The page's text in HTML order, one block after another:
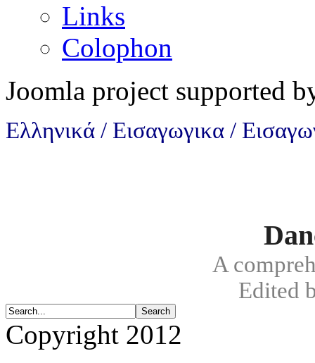
Links
Colophon
Joomla project supported
Ελληνικά / Εισαγωγικα /
A
Edited
Copyright 2012